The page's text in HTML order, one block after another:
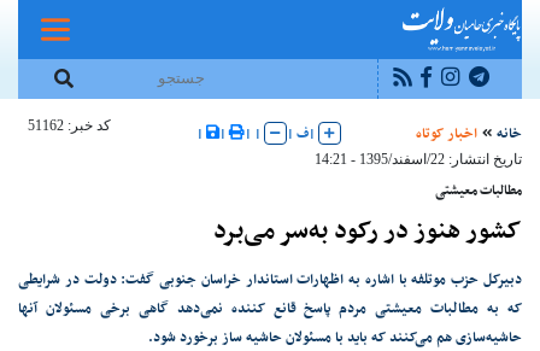
خانه اخبار کوتاه |ف |
|
|
|
|
کد خبر: 51162
تاریخ انتشار: 22/اسفند/1395 - 14:21
مطالبات معیشتی
کشور هنوز در رکود به‌سر می‌برد
دبیرکل حزب موتلفه با اشاره به اظهارات استاندار خراسان جنوبی گفت: دولت در شرایطی
که به مطالبات معیشتی مردم پاسخ قانع کننده نمی‌دهد گاهی برخی مسئولان آنها
حاشیه‌سازی هم می‌کنند که باید با مسئولان حاشیه ساز برخورد شود.